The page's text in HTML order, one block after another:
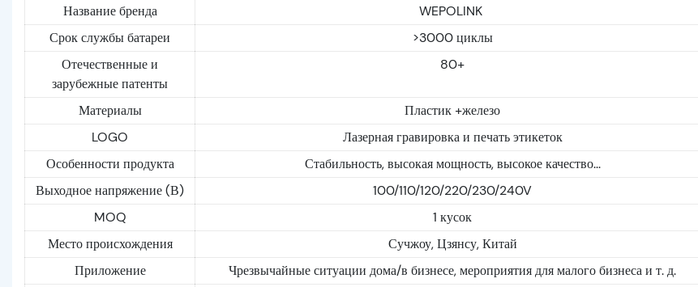
Название бренда
WEPOLINK
Срок службы батареи
>3000 циклы
Отечественные и
зарубежные патенты
80+
Материалы
Пластик +железо
LOGO
Лазерная гравировка и печать этикеток
Особенности продукта
Стабильность, высокая мощность, высокое качество...
Выходное напряжение (В)
100/110/120/220/230/240V
MOQ
1 кусок
Место происхождения
Сучжоу, Цзянсу, Китай
Приложение
Чрезвычайные ситуации дома/в бизнесе, мероприятия для малого бизнеса и т. д.